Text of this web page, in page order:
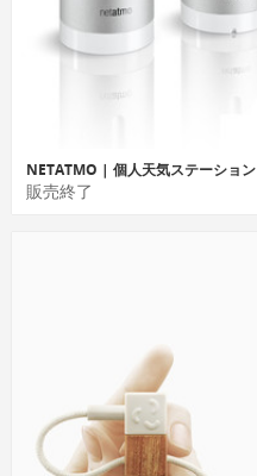
NETATMO | 個人天気ステーション
販売終了